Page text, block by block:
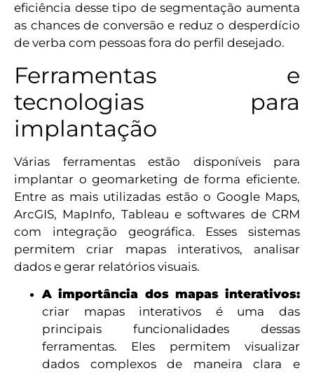
eficiência desse tipo de segmentação aumenta
as chances de conversão e reduz o desperdício
de verba com pessoas fora do perfil desejado.
Ferramentas e
tecnologias para
implantação
Várias ferramentas estão disponíveis para
implantar o geomarketing de forma eficiente.
Entre as mais utilizadas estão o Google Maps,
ArcGIS, MapInfo, Tableau e softwares de CRM
com integração geográfica. Esses sistemas
permitem criar mapas interativos, analisar
dados e gerar relatórios visuais.
A importância dos mapas interativos:
criar mapas interativos é uma das
principais funcionalidades dessas
ferramentas. Eles permitem visualizar
dados complexos de maneira clara e